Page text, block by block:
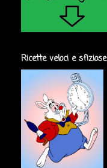
Ricette veloci e sfiziose